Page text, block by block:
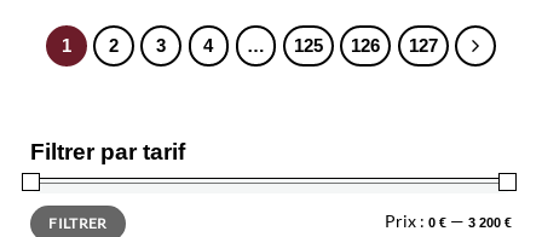
1 2 3 4 … 125 126 127
Filtrer par tarif
Prix
min
Prix
maxFILTRER Prix : 0 € — 3 200 €